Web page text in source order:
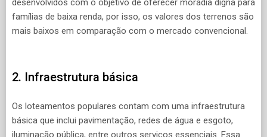
desenvolvidos com o objetivo de oferecer moradia digna para
famílias de baixa renda, por isso, os valores dos terrenos são
mais baixos em comparação com o mercado convencional.
2. Infraestrutura básica
Os loteamentos populares contam com uma infraestrutura
básica que inclui pavimentação, redes de água e esgoto,
iluminação pública, entre outros serviços essenciais. Essa